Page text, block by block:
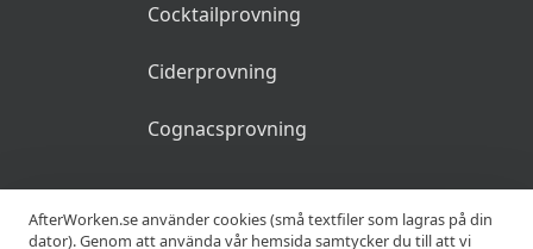
Cocktailprovning
Ciderprovning
Cognacsprovning
KRÖGARE
AfterWorken.se använder cookies (små textfiler som lagras på din
dator). Genom att använda vår hemsida samtycker du till att vi